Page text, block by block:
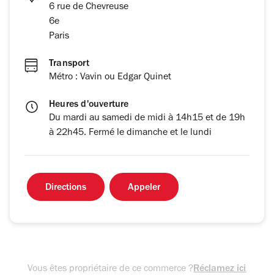
6 rue de Chevreuse
6e
Paris
Transport
Métro : Vavin ou Edgar Quinet
Heures d'ouverture
Du mardi au samedi de midi à 14h15 et de 19h
à 22h45. Fermé le dimanche et le lundi
Directions Appeler
Vous êtes propriétaire de ce commerce ?Réclamez ici